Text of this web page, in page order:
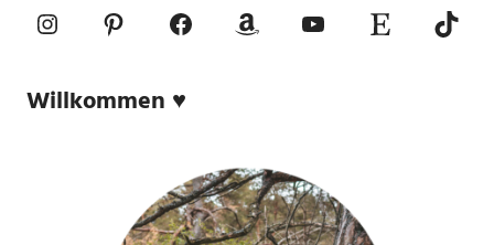
InstagramPinterestFacebookAmazonYouTube
Etsy-Shop
Willkommen ♥